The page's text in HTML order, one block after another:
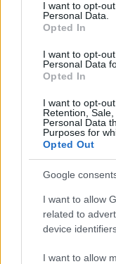
I want to opt-
Personal Data.
Opted In
I want to opt-
Personal Data
Opted In
I want to opt-
Retention,
Personal Data
Purposes for
Opted Out
Google
I want to allow
related to
device
I want to allow
ειδήσεις.
Βάλε το
ΑΣΕΠ: Αυτές